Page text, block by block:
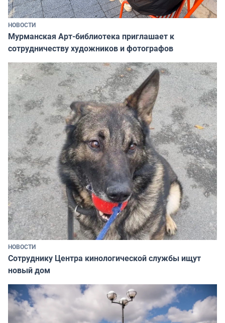
НОВОСТИ
Мурманская Арт-библиотека приглашает к
сотрудничеству художников и фотографов
НОВОСТИ
Сотруднику Центра кинологической службы ищут
новый дом